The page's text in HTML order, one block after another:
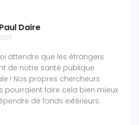
Daire
attendre que les étrangers
de notre santé publique
! Nos propres chercheurs
pourraient faire cela bien mieux
de fonds extérieurs.